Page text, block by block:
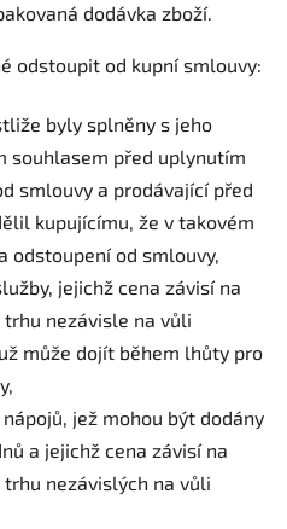
dodávka zboží.
odstoupit od kupní smlouvy:
byly splněny s jeho
souhlasem před uplynutím
smlouvy a prodávající před
kupujícímu, že v takovém
odstoupení od smlouvy,
jejichž cena závisí na
nezávisle na vůli
může dojít během lhůty pro
jež mohou být dodány
a jejichž cena závisí na
nezávislých na vůli